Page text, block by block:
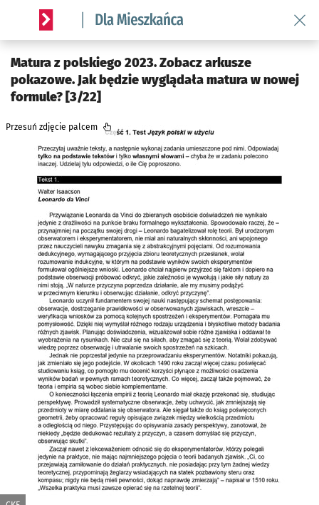
Serwis informacyjny wroclaw.pl podserwis: Dla mieszkańca
Matura z polskiego 2023. Zobacz arkusze
pokazowe. Jak będzie wyglądała matura w nowej
formule? [3/22]
Przesuń zdjęcie palcem